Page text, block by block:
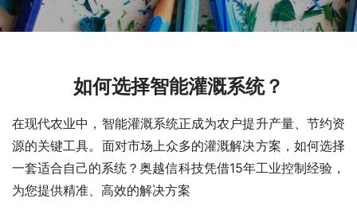
如何选择智能灌溉系统？
在现代农业中，智能灌溉系统正成为农户提升产量、节约资
源的关键工具。面对市场上众多的灌溉解决方案，如何选择
一套适合自己的系统？奥越信科技凭借15年工业控制经验，
为您提供精准、高效的解决方案